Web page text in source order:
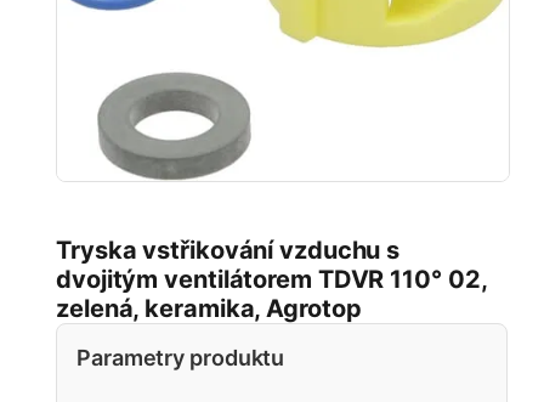
Tryska vstřikování vzduchu s
dvojitým ventilátorem TDVR 110° 02,
zelená, keramika, Agrotop
Parametry produktu